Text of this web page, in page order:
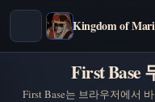
First Base
First Base는 브라우저에서